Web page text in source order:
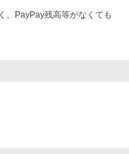
、PayPay残高等がなくても